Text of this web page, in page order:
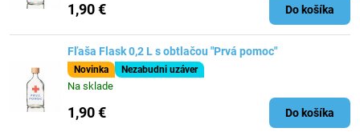
1,90 € Do košíka
Fľaša Flask 0,2 L s obtlačou "Prvá pomoc"
Novinka Nezabudni uzáver
Na sklade
1,90 € Do košíka